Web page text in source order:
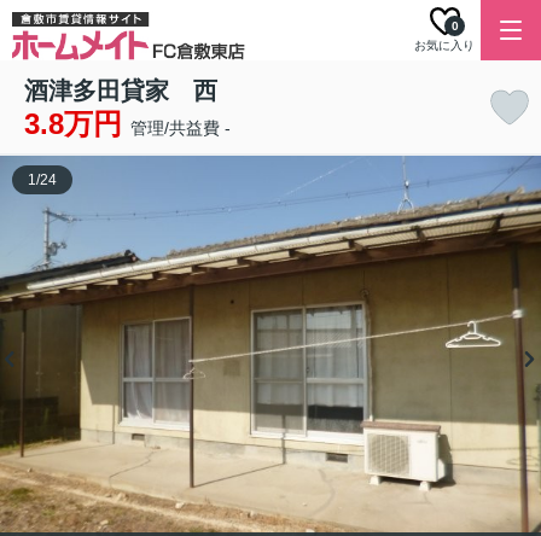
お気に入り
0
酒津多田貸家 西
3.8万円 管理/共益費 -
1/24